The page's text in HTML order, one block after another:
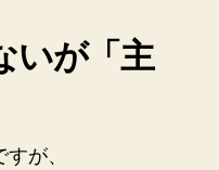
いが「主
が、